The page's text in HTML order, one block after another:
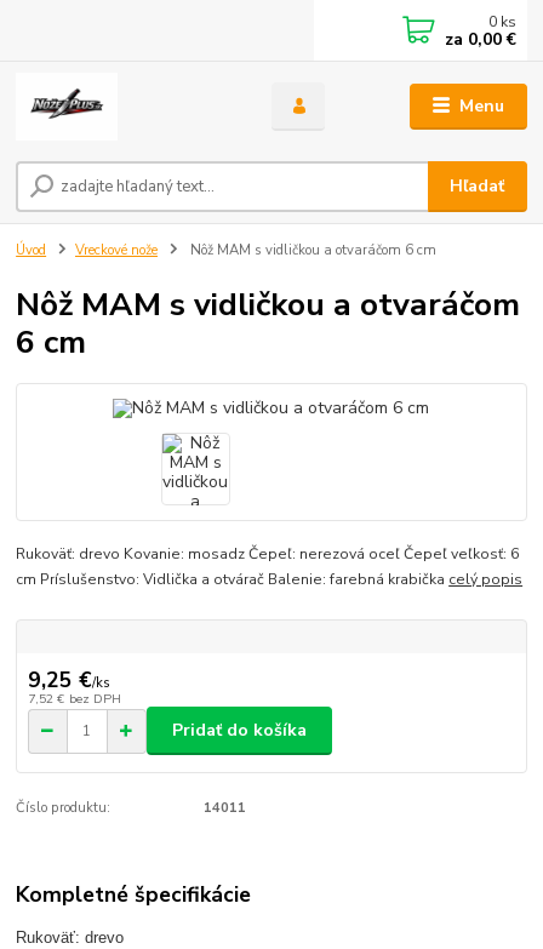
Menu
Hľadať
0 ks
za 0,00 €
Úvod Vreckové nože Nôž MAM s vidličkou a otvaráčom 6 cm
Nôž MAM s vidličkou a otvaráčom
6 cm
Rukoväť: drevo Kovanie: mosadz Čepeľ: nerezová oceľ Čepeľ veľkosť: 6
cm Príslušenstvo: Vidlička a otvárač Balenie: farebná krabička celý popis
9,25 €/ks
7,52 € bez DPH
Pridať do košíka
Číslo produktu: 14011
Kompletné špecifikácie
Rukoväť: drevo